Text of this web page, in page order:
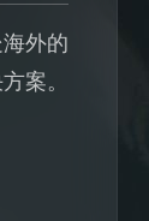
外的
案。